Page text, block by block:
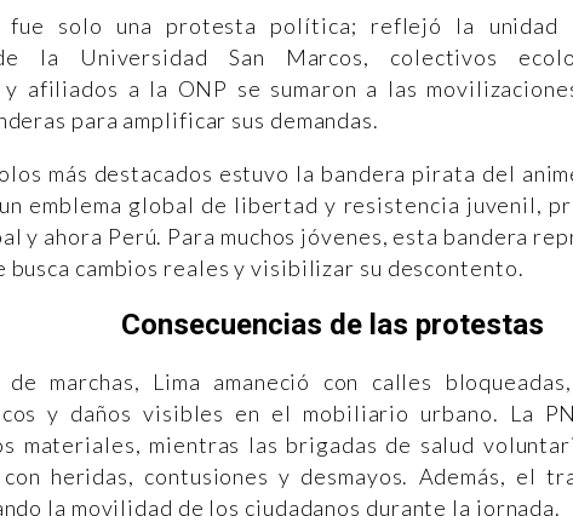
fue solo una protesta política; reflejó la unidad
la Universidad San Marcos, colectivos
afiliados a la ONP se sumaron a las
para amplificar sus demandas.
más destacados estuvo la bandera pirata del
emblema global de libertad y resistencia juvenil,
y ahora Perú. Para muchos jóvenes, esta bandera
busca cambios reales y visibilizar su descontento.
Consecuencias de las protestas
marchas, Lima amaneció con calles
y daños visibles en el mobiliario urbano. La
materiales, mientras las brigadas de salud
heridas, contusiones y desmayos. Además, el
la movilidad de los ciudadanos durante la jornada.